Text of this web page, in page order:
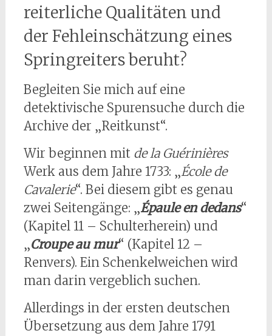
reiterliche Qualitäten und
der Fehleinschätzung eines
Springreiters beruht?
Begleiten Sie mich auf eine
detektivische Spurensuche durch die
Archive der „Reitkunst“.
Wir beginnen mit de la Guérinières
Werk aus dem Jahre 1733: „École de
Cavalerie“. Bei diesem gibt es genau
zwei Seitengänge: „Épaule en dedans“
(Kapitel 11 – Schulterherein) und
„Croupe au mur“ (Kapitel 12 –
Renvers). Ein Schenkelweichen wird
man darin vergeblich suchen.
Allerdings in der ersten deutschen
Übersetzung aus dem Jahre 1791